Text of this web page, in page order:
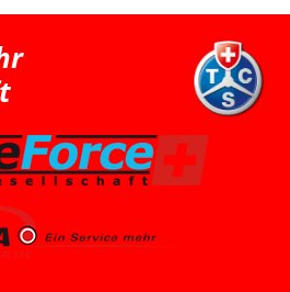
Somit war für uns klar, dass
ist. Schlussendlich
Züri West zurückgekommen
super Deal für einen Peugeot
Voll-Benziner und passt für uns
und Gesamtpaket sehr gut. Die
Francesco Salerno war sehr
unkompliziert. Auch wenn die
klar und limitiert war, fühlten wir
positiv fand ich den
mit dem Berater über
und Dinge, die Autoliebhaber